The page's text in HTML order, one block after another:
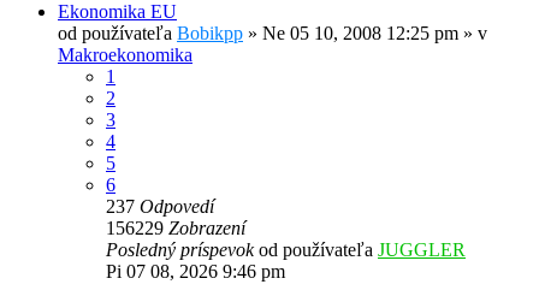
Ekonomika EU
od používateľa Bobikpp » Ne 05 10, 2008 12:25 pm » v
Makroekonomika
1
2
3
4
5
6
237 Odpovedí
156229 Zobrazení
Posledný príspevokod používateľa JUGGLER
Pi 07 08, 2026 9:46 pm